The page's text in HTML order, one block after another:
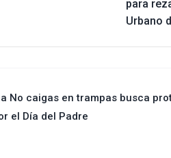
para
Urbano
No caigas en trampas busca
el Día del Padre